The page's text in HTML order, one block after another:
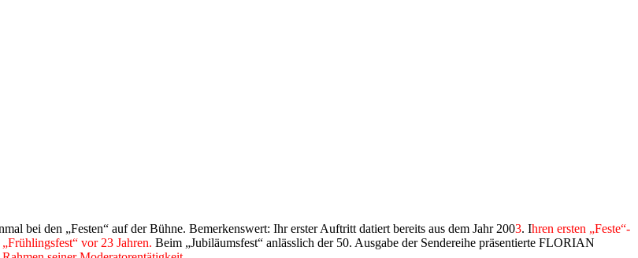
bei den „Festen“ auf der Bühne. Bemerkenswert: Ihr erster Auftritt datiert bereits aus dem Jahr 2003. Ihren ersten „Feste“-
vor 23 Jahren. Beim „Jubiläumsfest“ anlässlich der 50. Ausgabe der Sendereihe präsentierte FLORIAN